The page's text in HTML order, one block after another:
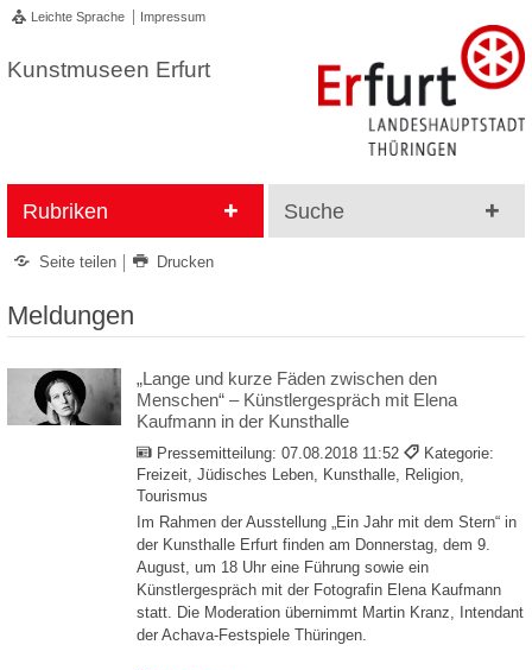
Leichte Sprache Impressum
Kunstmuseen Erfurt
Rubriken Suche
Seite teilen Drucken
Meldungen
„Lange und kurze Fäden zwischen den
Menschen“ – Künstlergespräch mit Elena
Kaufmann in der Kunsthalle
Pressemitteilung: 07.08.2018 11:52
Kategorie:
Freizeit, Jüdisches Leben, Kunsthalle, Religion,
Tourismus
Im Rahmen der Ausstellung „Ein Jahr mit dem Stern“ in
der Kunsthalle Erfurt finden am Donnerstag, dem 9.
August, um 18 Uhr eine Führung sowie ein
Künstlergespräch mit der Fotografin Elena Kaufmann
statt. Die Moderation übernimmt Martin Kranz, Intendant
der Achava-Festspiele Thüringen.